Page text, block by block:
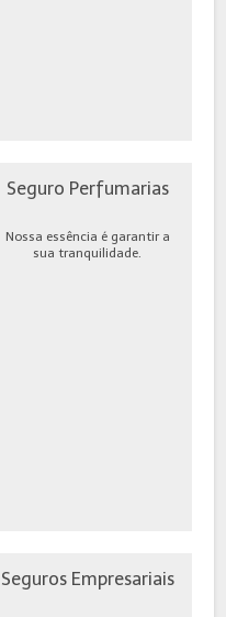
Seguro Perfumarias
Nossa essência é garantir a
sua tranquilidade.
Seguros Empresariais